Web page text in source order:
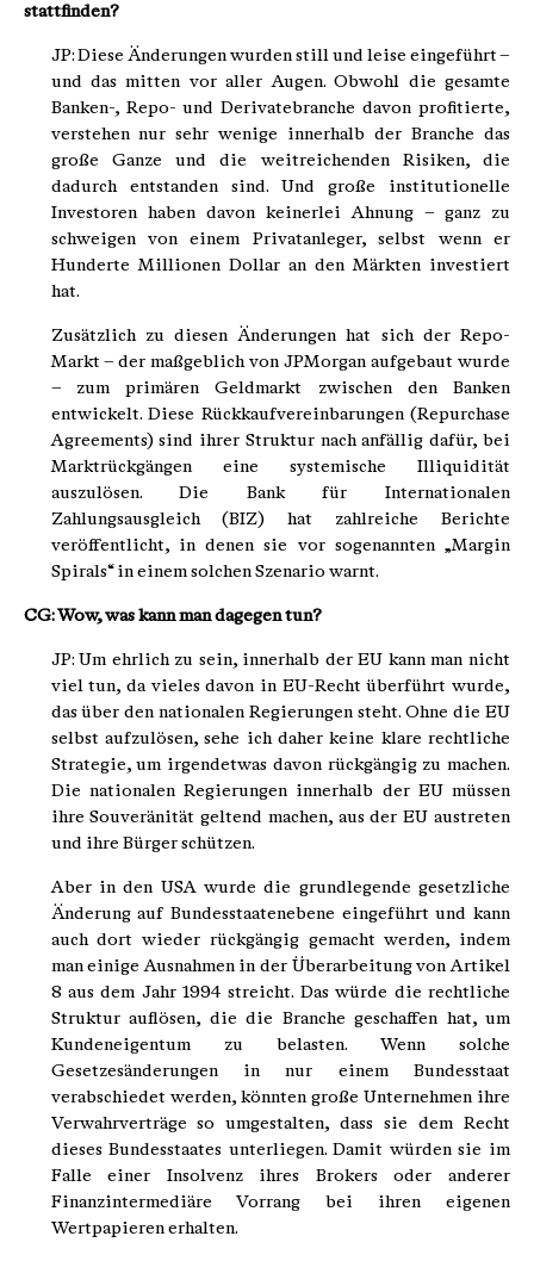
stattfinden?
JP: Diese Änderungen wurden still und leise eingeführt –
und das mitten vor aller Augen. Obwohl die gesamte
Banken-, Repo- und Derivatebranche davon profitierte,
verstehen nur sehr wenige innerhalb der Branche das
große Ganze und die weitreichenden Risiken, die
dadurch entstanden sind. Und große institutionelle
Investoren haben davon keinerlei Ahnung – ganz zu
schweigen von einem Privatanleger, selbst wenn er
Hunderte Millionen Dollar an den Märkten investiert
hat.
Zusätzlich zu diesen Änderungen hat sich der Repo-
Markt – der maßgeblich von JPMorgan aufgebaut wurde
– zum primären Geldmarkt zwischen den Banken
entwickelt. Diese Rückkaufvereinbarungen (Repurchase
Agreements) sind ihrer Struktur nach anfällig dafür, bei
Marktrückgängen eine systemische Illiquidität
auszulösen. Die Bank für Internationalen
Zahlungsausgleich (BIZ) hat zahlreiche Berichte
veröffentlicht, in denen sie vor sogenannten „Margin
Spirals“ in einem solchen Szenario warnt.
CG: Wow, was kann man dagegen tun?
JP: Um ehrlich zu sein, innerhalb der EU kann man nicht
viel tun, da vieles davon in EU-Recht überführt wurde,
das über den nationalen Regierungen steht. Ohne die EU
selbst aufzulösen, sehe ich daher keine klare rechtliche
Strategie, um irgendetwas davon rückgängig zu machen.
Die nationalen Regierungen innerhalb der EU müssen
ihre Souveränität geltend machen, aus der EU austreten
und ihre Bürger schützen.
Aber in den USA wurde die grundlegende gesetzliche
Änderung auf Bundesstaatenebene eingeführt und kann
auch dort wieder rückgängig gemacht werden, indem
man einige Ausnahmen in der Überarbeitung von Artikel
8 aus dem Jahr 1994 streicht. Das würde die rechtliche
Struktur auflösen, die die Branche geschaffen hat, um
Kundeneigentum zu belasten. Wenn solche
Gesetzesänderungen in nur einem Bundesstaat
verabschiedet werden, könnten große Unternehmen ihre
Verwahrverträge so umgestalten, dass sie dem Recht
dieses Bundesstaates unterliegen. Damit würden sie im
Falle einer Insolvenz ihres Brokers oder anderer
Finanzintermediäre Vorrang bei ihren eigenen
Wertpapieren erhalten.